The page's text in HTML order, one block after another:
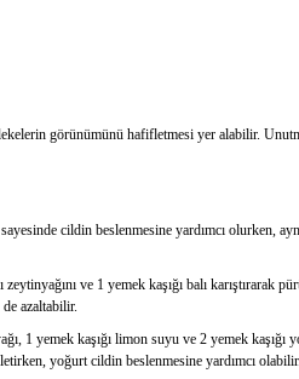
görünümünü hafifletmesi yer alabilir.
cildin beslenmesine yardımcı olurken,
ve 1 yemek kaşığı balı karıştırarak
azaltabilir.
1 yemek kaşığı limon suyu ve 2 yemek kaşığı
yoğurt cildin beslenmesine yardımcı olabilir.